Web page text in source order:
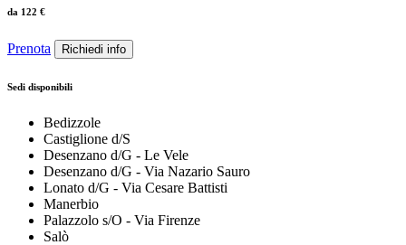
da 122 €
Prenota Richiedi info
Sedi disponibili
Bedizzole
Castiglione d/S
Desenzano d/G - Le Vele
Desenzano d/G - Via Nazario Sauro
Lonato d/G - Via Cesare Battisti
Manerbio
Palazzolo s/O - Via Firenze
Salò